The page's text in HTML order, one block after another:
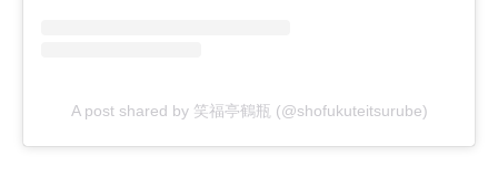
A post shared by 笑福亭鶴瓶 (@shofukuteitsurube)